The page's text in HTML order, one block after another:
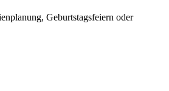
Geburtstagsfeiern oder